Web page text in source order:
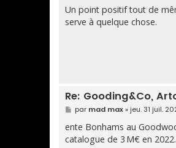
Un point positif tout de
serve à quelque chose.
Re: Gooding&Co,
M
e
s
s
a
par mad max» jeu. 31 juil.
ente Bonhams au
catalogue de 3 M€ en 2022.